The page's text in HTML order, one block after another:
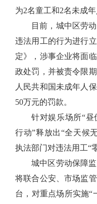
为2名童工和2名未成年
目前，城中区劳
违法用工的行为进行
定》，涉事企业将面
政处罚，并被责令限
人民共和国未成年人
50万元的罚款。
针对娱乐场所“昼
行动”释放出“全天候
执法部门对违法用工“
城中区劳动保障
将联合公安、市场监
台，对重点场所实施“